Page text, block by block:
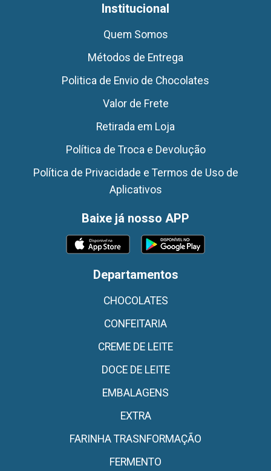
Institucional
Quem Somos
Métodos de Entrega
Politica de Envio de Chocolates
Valor de Frete
Retirada em Loja
Política de Troca e Devolução
Política de Privacidade e Termos de Uso de
Aplicativos
Baixe já nosso APP
Departamentos
CHOCOLATES
CONFEITARIA
CREME DE LEITE
DOCE DE LEITE
EMBALAGENS
EXTRA
FARINHA TRASNFORMAÇÃO
FERMENTO